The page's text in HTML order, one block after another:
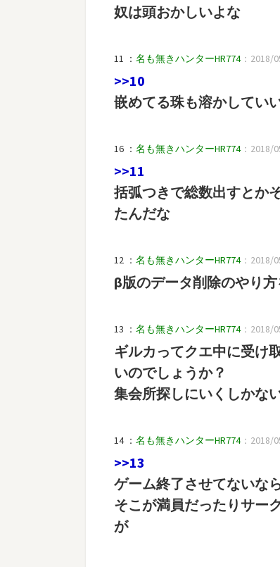
奴は頭おかしいよな
11 ： 名も無きハンターHR774：2018/
>>10
嵌めてる珠も溶かしてい
16 ： 名も無きハンターHR774：2018/
>>11
括弧つきで総数出すとか
たんだな
12 ： 名も無きハンターHR774：2018/
β版のデータ削除のやり
13 ： 名も無きハンターHR774：2018/
ギルカってクエ中に受け
いのでしょうか？
集会所探しにいくしかな
14 ： 名も無きハンターHR774：2018/
>>13
ゲーム終了させてないな
そこが満員だったりサー
が